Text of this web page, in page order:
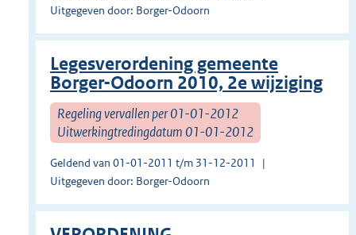
Uitgegeven door: Borger-Odoorn
Legesverordening gemeente
Borger-Odoorn 2010, 2e wijziging
Regeling vervallen per 01-01-2012
Uitwerkingtredingdatum 01-01-2012
Geldend van 01-01-2011 t/m 31-12-2011
Uitgegeven door: Borger-Odoorn